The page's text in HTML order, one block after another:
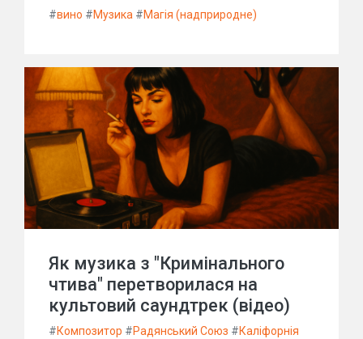
#вино #Музика #Магія (надприродне)
Як музика з "Кримінального
чтива" перетворилася на
культовий саундтрек (відео)
#Композитор #Радянський Союз #Каліфорнія